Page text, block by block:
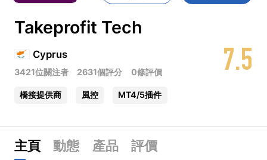
7.5
Takeprofit Tech
Cyprus
3421位關注者 2631個評分 0條評價
橋接提供商 風控 MT4/5插件
主頁 動態 產品 評價